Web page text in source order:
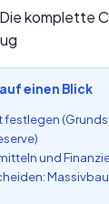
einen Blick
und